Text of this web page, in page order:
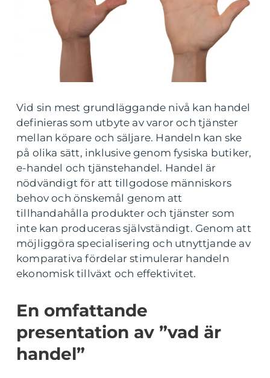
Vid sin mest grundläggande nivå kan handel
definieras som utbyte av varor och tjänster
mellan köpare och säljare. Handeln kan ske
på olika sätt, inklusive genom fysiska butiker,
e-handel och tjänstehandel. Handel är
nödvändigt för att tillgodose människors
behov och önskemål genom att
tillhandahålla produkter och tjänster som
inte kan produceras självständigt. Genom att
möjliggöra specialisering och utnyttjande av
komparativa fördelar stimulerar handeln
ekonomisk tillväxt och effektivitet.
En omfattande
presentation av ”vad är
handel”